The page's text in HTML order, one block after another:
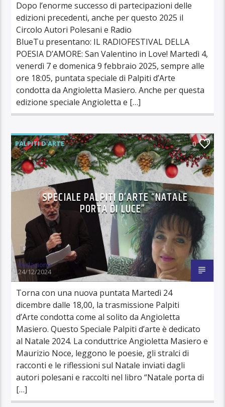
Dopo l’enorme successo di partecipazioni delle
edizioni precedenti, anche per questo 2025 il
Circolo Autori Polesani e Radio
BlueTu presentano: IL RADIOFESTIVAL DELLA
POESIA D’AMORE: San Valentino in Love! Martedì 4,
venerdì 7 e domenica 9 febbraio 2025, sempre alle
ore 18:05, puntata speciale di Palpiti d’Arte
condotta da Angioletta Masiero. Anche per questa
edizione speciale Angioletta e […]
PALPITI D'ARTE 0
SPECIALE PALPITI D’ARTE “NATALE
PORTA DI LUCE”
Redazione
24/12/2024
Torna con una nuova puntata Martedì 24
dicembre dalle 18,00, la trasmissione Palpiti
d’Arte condotta come al solito da Angioletta
Masiero. Questo Speciale Palpiti d’arte è dedicato
al Natale 2024. La conduttrice Angioletta Masiero e
Maurizio Noce, leggono le poesie, gli stralci di
racconti e le riflessioni sul Natale inviati dagli
autori polesani e raccolti nel libro “Natale porta di
[…]